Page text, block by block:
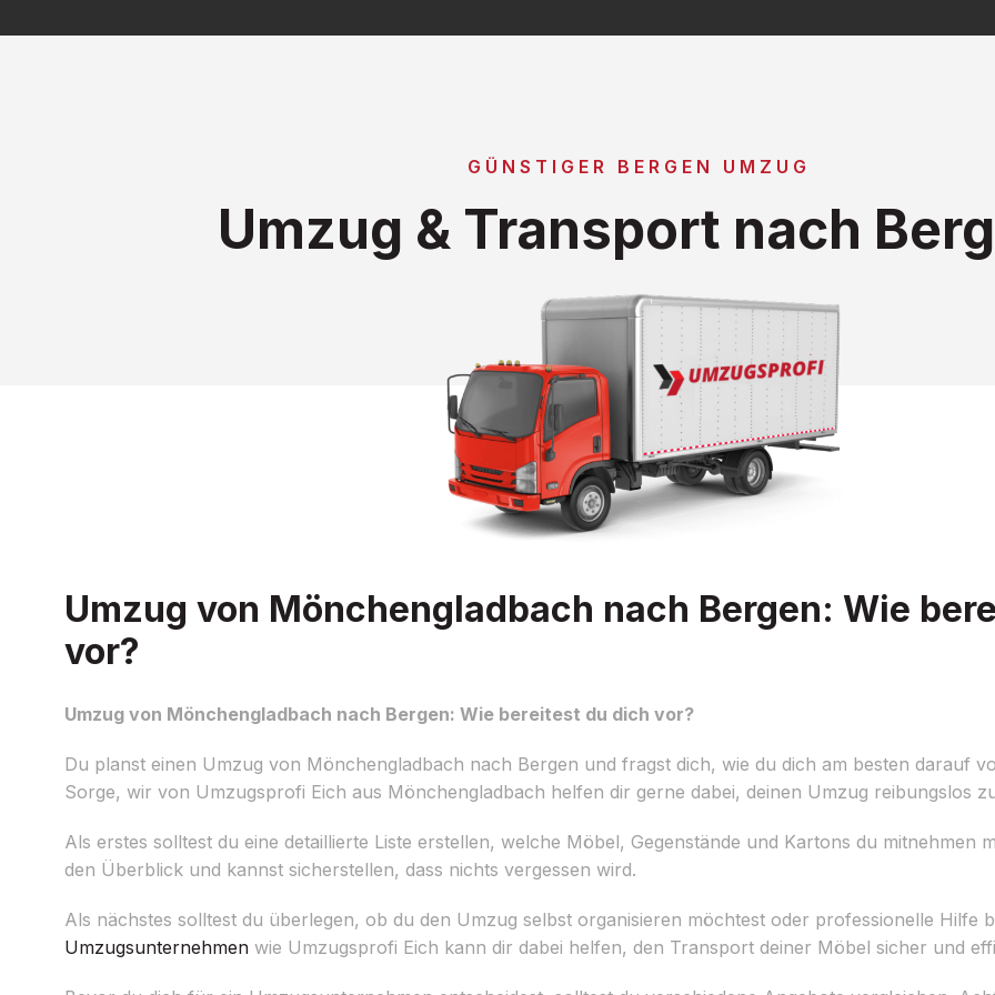
GÜNSTIGER BERGEN UMZUG
Umzug & Transport nach
Umzug von Mönchengladbach nach Bergen: Wie
vor?
Umzug von Mönchengladbach nach Bergen: Wie bereitest du dich vor?
Du planst einen Umzug von Mönchengladbach nach Bergen und fragst dich, wie du dich am besten darauf
Sorge, wir von Umzugsprofi Eich aus Mönchengladbach helfen dir gerne dabei, deinen Umzug reibungslos
Als erstes solltest du eine detaillierte Liste erstellen, welche Möbel, Gegenstände und Kartons du mitnehmen
den Überblick und kannst sicherstellen, dass nichts vergessen wird.
Als nächstes solltest du überlegen, ob du den Umzug selbst organisieren möchtest oder professionelle Hilfe
Umzugsunternehmen wie Umzugsprofi Eich kann dir dabei helfen, den Transport deiner Möbel sicher und